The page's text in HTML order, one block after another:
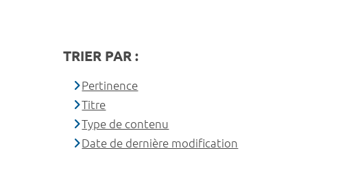
TRIER PAR :
Pertinence
Titre
Type de contenu
Date de dernière modification